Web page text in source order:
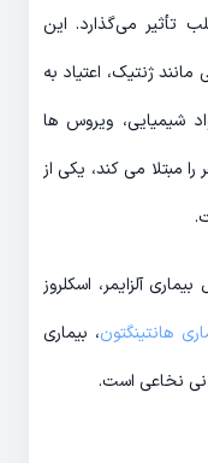
تأثیر می‌گذارد. این
ژنتیک، اعتیاد به
شیمیایی، ویروس ها
مبتلا می کند، یکی از
آلزایمر، اسکلروز
هانتینگتون، بیماری
نخاعی است.